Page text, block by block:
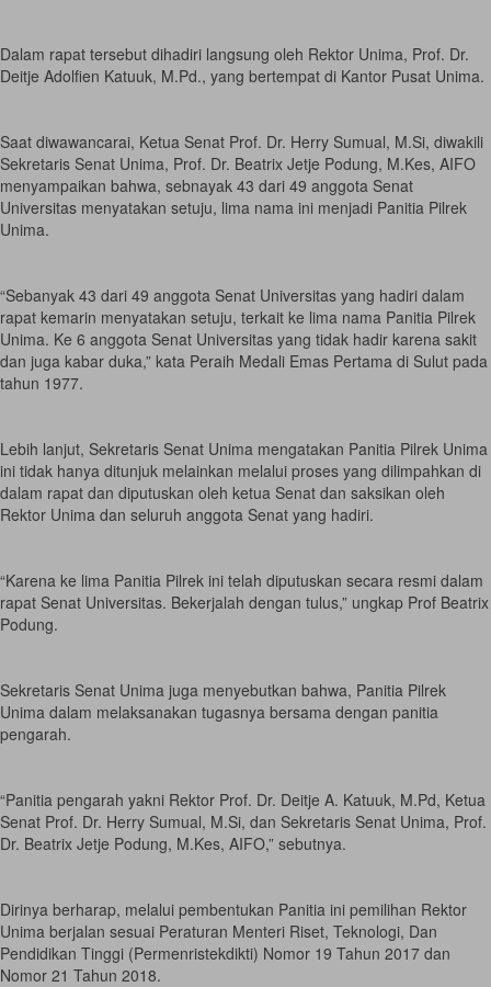
Dalam rapat tersebut dihadiri langsung oleh Rektor Unima, Prof. Dr.
Deitje Adolfien Katuuk, M.Pd., yang bertempat di Kantor Pusat Unima.
Saat diwawancarai, Ketua Senat Prof. Dr. Herry Sumual, M.Si, diwakili
Sekretaris Senat Unima, Prof. Dr. Beatrix Jetje Podung, M.Kes, AIFO
menyampaikan bahwa, sebnayak 43 dari 49 anggota Senat
Universitas menyatakan setuju, lima nama ini menjadi Panitia Pilrek
Unima.
“Sebanyak 43 dari 49 anggota Senat Universitas yang hadiri dalam
rapat kemarin menyatakan setuju, terkait ke lima nama Panitia Pilrek
Unima. Ke 6 anggota Senat Universitas yang tidak hadir karena sakit
dan juga kabar duka,” kata Peraih Medali Emas Pertama di Sulut pada
tahun 1977.
Lebih lanjut, Sekretaris Senat Unima mengatakan Panitia Pilrek Unima
ini tidak hanya ditunjuk melainkan melalui proses yang dilimpahkan di
dalam rapat dan diputuskan oleh ketua Senat dan saksikan oleh
Rektor Unima dan seluruh anggota Senat yang hadiri.
“Karena ke lima Panitia Pilrek ini telah diputuskan secara resmi dalam
rapat Senat Universitas. Bekerjalah dengan tulus,” ungkap Prof Beatrix
Podung.
Sekretaris Senat Unima juga menyebutkan bahwa, Panitia Pilrek
Unima dalam melaksanakan tugasnya bersama dengan panitia
pengarah.
“Panitia pengarah yakni Rektor Prof. Dr. Deitje A. Katuuk, M.Pd, Ketua
Senat Prof. Dr. Herry Sumual, M.Si, dan Sekretaris Senat Unima, Prof.
Dr. Beatrix Jetje Podung, M.Kes, AIFO,” sebutnya.
Dirinya berharap, melalui pembentukan Panitia ini pemilihan Rektor
Unima berjalan sesuai Peraturan Menteri Riset, Teknologi, Dan
Pendidikan Tinggi (Permenristekdikti) Nomor 19 Tahun 2017 dan
Nomor 21 Tahun 2018.